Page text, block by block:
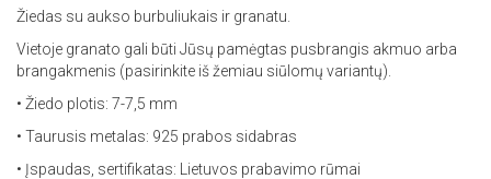
Žiedas su aukso burbuliukais ir granatu.
Vietoje granato gali būti Jūsų pamėgtas pusbrangis akmuo arba
brangakmenis (pasirinkite iš žemiau siūlomų variantų).
• Žiedo plotis: 7-7,5 mm
• Taurusis metalas: 925 prabos sidabras
• Įspaudas, sertifikatas: Lietuvos prabavimo rūmai